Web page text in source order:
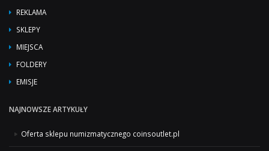
REKLAMA
SKLEPY
MIEJSCA
FOLDERY
EMISJE
NAJNOWSZE ARTYKUŁY
Oferta sklepu numizmatycznego coinsoutlet.pl